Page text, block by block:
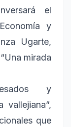
el
y
Ugarte,
mirada
y
vallejiana”,
que